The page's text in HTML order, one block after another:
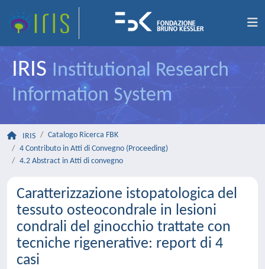
IRIS Institutional Research
Information System
IRIS
Catalogo Ricerca FBK
4 Contributo in Atti di Convegno (Proceeding)
4.2 Abstract in Atti di convegno
Caratterizzazione istopatologica del
tessuto osteocondrale in lesioni
condrali del ginocchio trattate con
tecniche rigenerative: report di 4
casi